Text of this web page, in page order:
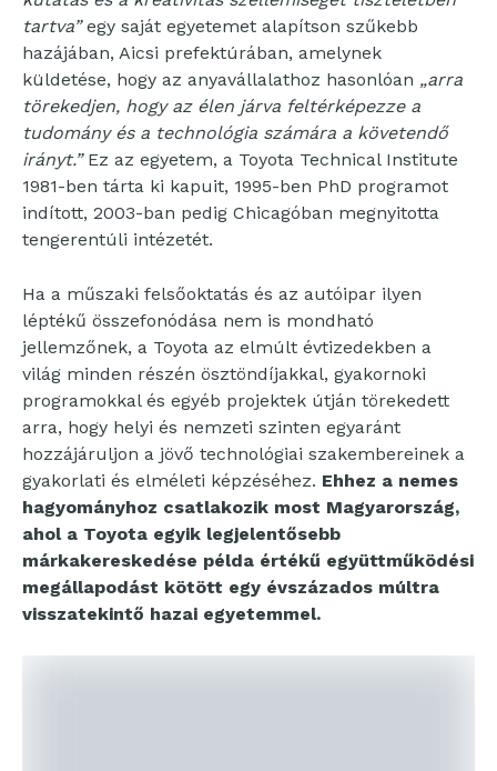
tartva”egy saját egyetemet alapítson szűkebb
hazájában, Aicsi prefektúrában, amelynek
küldetése, hogy az anyavállalathoz hasonlóan „arra
törekedjen, hogy az élen járva feltérképezze a
tudomány és a technológia számára a követendő
irányt.”Ez az egyetem, a Toyota Technical Institute
1981-ben tárta ki kapuit, 1995-ben PhD programot
indított, 2003-ban pedig Chicagóban megnyitotta
tengerentúli intézetét.
Ha a műszaki felsőoktatás és az autóipar ilyen
léptékű összefonódása nem is mondható
jellemzőnek, a Toyota az elmúlt évtizedekben a
világ minden részén ösztöndíjakkal, gyakornoki
programokkal és egyéb projektek útján törekedett
arra, hogy helyi és nemzeti szinten egyaránt
hozzájáruljon a jövő technológiai szakembereinek a
gyakorlati és elméleti képzéséhez. Ehhez a nemes
hagyományhoz csatlakozik most Magyarország,
ahol a Toyota egyik legjelentősebb
márkakereskedése példa értékű együttműködési
megállapodást kötött egy évszázados múltra
visszatekintő hazai egyetemmel.